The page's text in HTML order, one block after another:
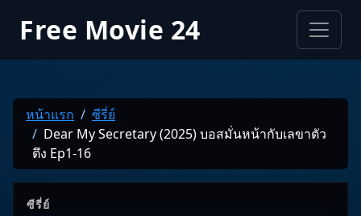
Free Movie 24
หน้าแรก
ซีรี่ย์
Dear My Secretary (2025) บอสมั่นหน้ากับเลขาตัว
ตึง Ep1-16
ซีรี่ย์